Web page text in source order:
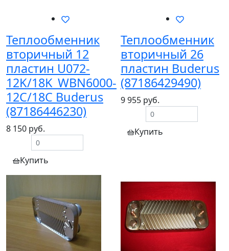
Теплообменник
вторичный 12
пластин U072-
12K/18K_WBN6000-
12C/18C Buderus
(87186446230)
8 150 руб.
Купить
Теплообменник
вторичный 26
пластин Buderus
(87186429490)
9 955 руб.
Купить